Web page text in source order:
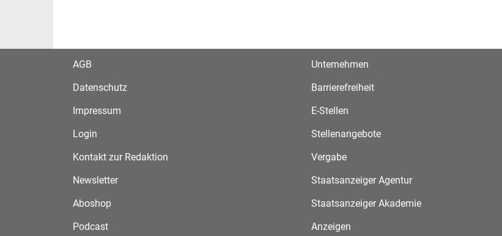
AGB
Datenschutz
Impressum
Login
Kontakt zur Redaktion
Newsletter
Aboshop
Podcast
Unternehmen
Barrierefreiheit
E-Stellen
Stellenangebote
Vergabe
Staatsanzeiger Agentur
Staatsanzeiger Akademie
Anzeigen